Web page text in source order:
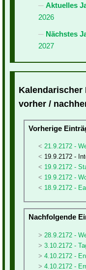
Aktuelles
2026
Nächstes
2027
Kalendarischer
vorher /
Vorherige
21.9.2172 -
19.9.2172 -
19.9.2172 -
19.9.2172 -
18.9.2172 -
Nachfolgende
28.9.2172 -
3.10.2172 -
4.10.2172 -
4.10.2172 -